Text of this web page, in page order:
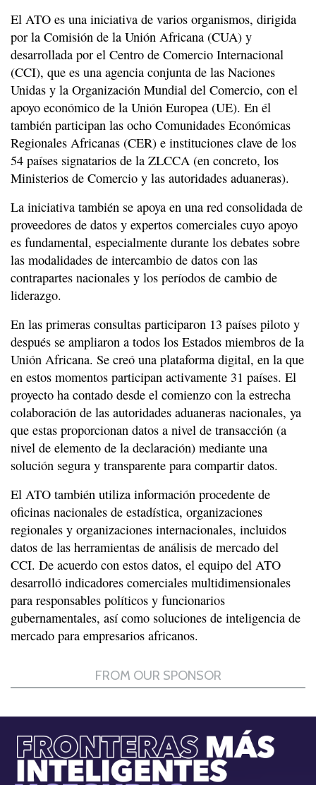
El ATO es una iniciativa de varios organismos, dirigida
por la Comisión de la Unión Africana (CUA) y
desarrollada por el Centro de Comercio Internacional
(CCI), que es una agencia conjunta de las Naciones
Unidas y la Organización Mundial del Comercio, con el
apoyo económico de la Unión Europea (UE). En él
también participan las ocho Comunidades Económicas
Regionales Africanas (CER) e instituciones clave de los
54 países signatarios de la ZLCCA (en concreto, los
Ministerios de Comercio y las autoridades aduaneras).
La iniciativa también se apoya en una red consolidada de
proveedores de datos y expertos comerciales cuyo apoyo
es fundamental, especialmente durante los debates sobre
las modalidades de intercambio de datos con las
contrapartes nacionales y los períodos de cambio de
liderazgo.
En las primeras consultas participaron 13 países piloto y
después se ampliaron a todos los Estados miembros de la
Unión Africana. Se creó una plataforma digital, en la que
en estos momentos participan activamente 31 países. El
proyecto ha contado desde el comienzo con la estrecha
colaboración de las autoridades aduaneras nacionales, ya
que estas proporcionan datos a nivel de transacción (a
nivel de elemento de la declaración) mediante una
solución segura y transparente para compartir datos.
El ATO también utiliza información procedente de
oficinas nacionales de estadística, organizaciones
regionales y organizaciones internacionales, incluidos
datos de las herramientas de análisis de mercado del
CCI. De acuerdo con estos datos, el equipo del ATO
desarrolló indicadores comerciales multidimensionales
para responsables políticos y funcionarios
gubernamentales, así como soluciones de inteligencia de
mercado para empresarios africanos.